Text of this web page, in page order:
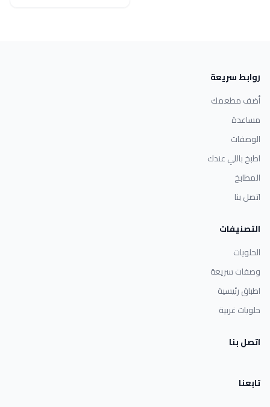
روابط سريعة
أضف مطعمك
مساعدة
الوصفات
اطبخ باللي عندك
المطابخ
اتصل بنا
التصنيفات
الحلويات
وصفات سريعة
اطباق رئيسية
حلويات غربية
اتصل بنا
تابعنا